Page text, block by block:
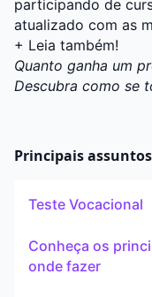
participando de
atualizado com as
+ Leia também!
Quanto ganha um
Descubra como se
Principais assuntos
Teste Vocacional
Conheça os
onde fazer